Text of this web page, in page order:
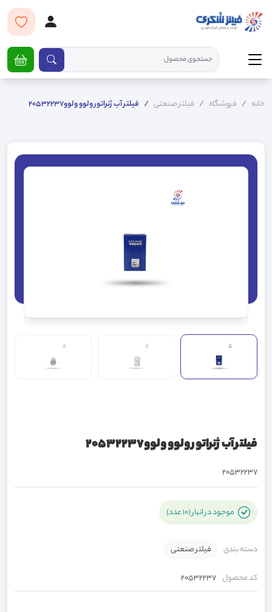
خانه فروشگاه فیلتر صنعتی فیلتر آب ژنراتور ولوو ولوو20532237
فیلتر آب ژنراتور ولوو ولوو20532237
20532237
موجود در انبار (10 عدد)
دسته بندی فیلتر صنعتی
کد محصول 20532237